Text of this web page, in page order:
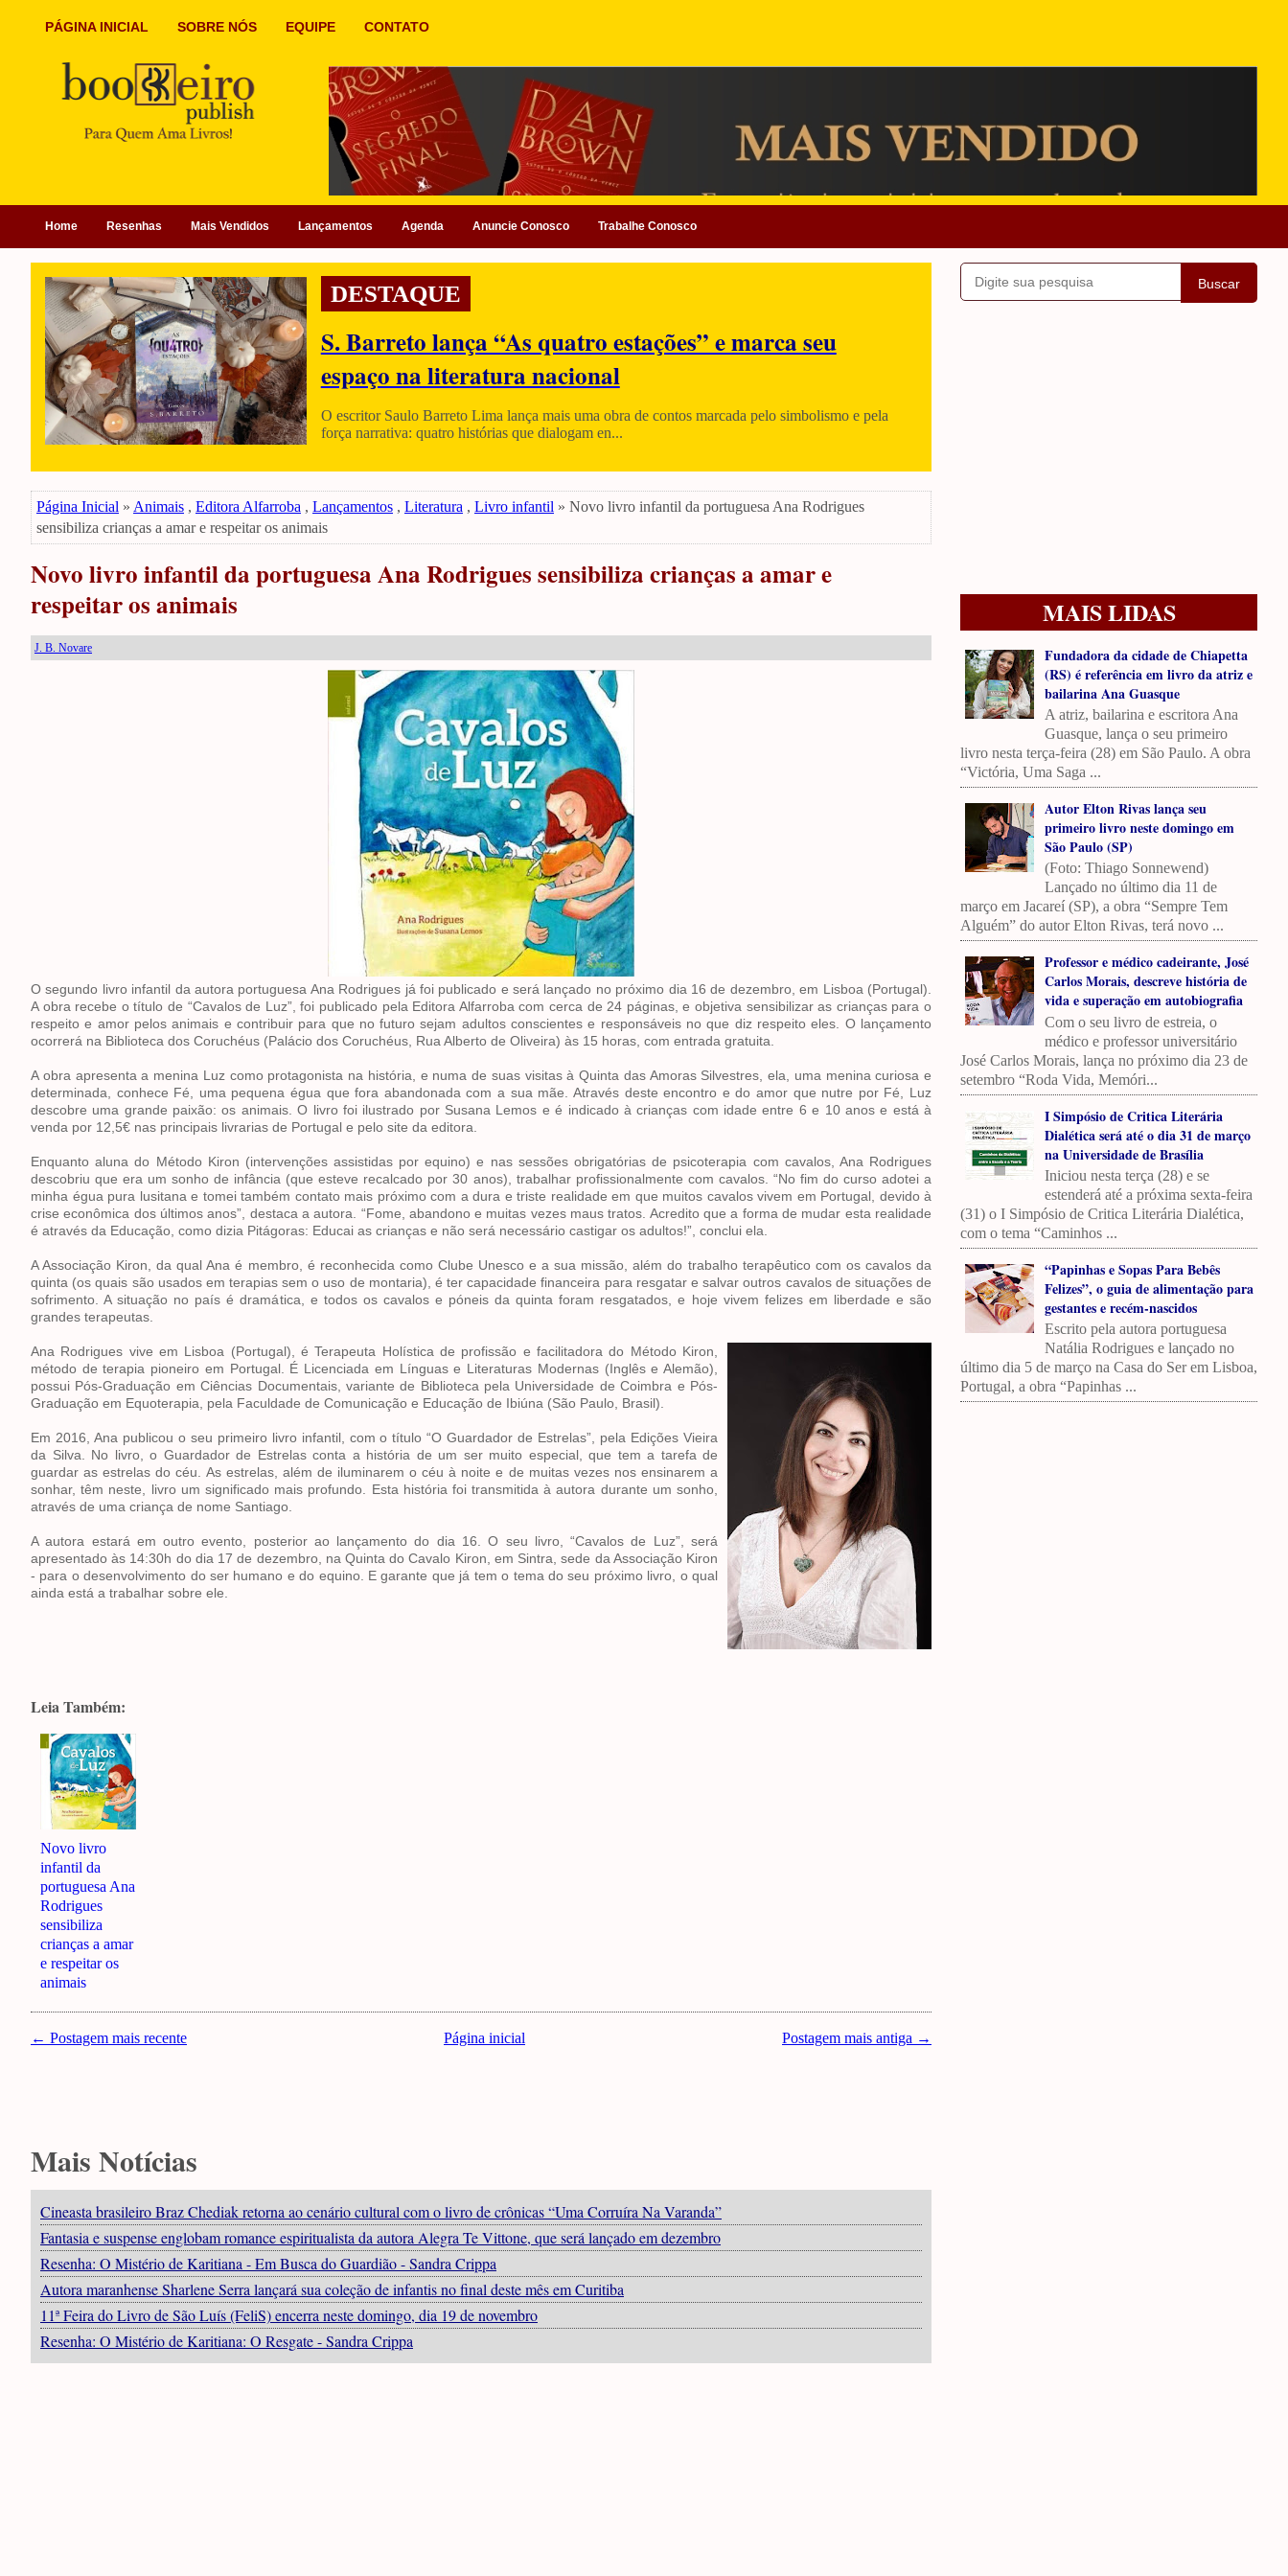
PÁGINA INICIAL SOBRE NÓS EQUIPE CONTATO
Home Resenhas Mais Vendidos Lançamentos Agenda Anuncie Conosco Trabalhe Conosco
DESTAQUE
S. Barreto lança “As quatro estações” e marca seu
espaço na literatura nacional
O escritor Saulo Barreto Lima lança mais uma obra de contos marcada pelo simbolismo e pela
força narrativa: quatro histórias que dialogam en...
Página Inicial » Animais , Editora Alfarroba , Lançamentos , Literatura , Livro infantil » Novo livro infantil da portuguesa Ana Rodrigues
sensibiliza crianças a amar e respeitar os animais
Novo livro infantil da portuguesa Ana Rodrigues sensibiliza crianças a amar e
respeitar os animais
J. B. Novare
O segundo livro infantil da autora portuguesa Ana Rodrigues já foi publicado e será lançado no próximo dia 16 de dezembro, em Lisboa (Portugal).
A obra recebe o título de “Cavalos de Luz”, foi publicado pela Editora Alfarroba com cerca de 24 páginas, e objetiva sensibilizar as crianças para o
respeito e amor pelos animais e contribuir para que no futuro sejam adultos conscientes e responsáveis no que diz respeito eles. O lançamento
ocorrerá na Biblioteca dos Coruchéus (Palácio dos Coruchéus, Rua Alberto de Oliveira) às 15 horas, com entrada gratuita.
A obra apresenta a menina Luz como protagonista na história, e numa de suas visitas à Quinta das Amoras Silvestres, ela, uma menina curiosa e
determinada, conhece Fé, uma pequena égua que fora abandonada com a sua mãe. Através deste encontro e do amor que nutre por Fé, Luz
descobre uma grande paixão: os animais. O livro foi ilustrado por Susana Lemos e é indicado à crianças com idade entre 6 e 10 anos e está à
venda por 12,5€ nas principais livrarias de Portugal e pelo site da editora.
Enquanto aluna do Método Kiron (intervenções assistidas por equino) e nas sessões obrigatórias de psicoterapia com cavalos, Ana Rodrigues
descobriu que era um sonho de infância (que esteve recalcado por 30 anos), trabalhar profissionalmente com cavalos. “No fim do curso adotei a
minha égua pura lusitana e tomei também contato mais próximo com a dura e triste realidade em que muitos cavalos vivem em Portugal, devido à
crise econômica dos últimos anos”, destaca a autora. “Fome, abandono e muitas vezes maus tratos. Acredito que a forma de mudar esta realidade
é através da Educação, como dizia Pitágoras: Educai as crianças e não será necessário castigar os adultos!”, conclui ela.
A Associação Kiron, da qual Ana é membro, é reconhecida como Clube Unesco e a sua missão, além do trabalho terapêutico com os cavalos da
quinta (os quais são usados em terapias sem o uso de montaria), é ter capacidade financeira para resgatar e salvar outros cavalos de situações de
sofrimento. A situação no país é dramática, e todos os cavalos e póneis da quinta foram resgatados, e hoje vivem felizes em liberdade e são
grandes terapeutas.
Ana Rodrigues vive em Lisboa (Portugal), é Terapeuta Holística de profissão e facilitadora do Método Kiron,
método de terapia pioneiro em Portugal. É Licenciada em Línguas e Literaturas Modernas (Inglês e Alemão),
possui Pós-Graduação em Ciências Documentais, variante de Biblioteca pela Universidade de Coimbra e Pós-
Graduação em Equoterapia, pela Faculdade de Comunicação e Educação de Ibiúna (São Paulo, Brasil).
Em 2016, Ana publicou o seu primeiro livro infantil, com o título “O Guardador de Estrelas”, pela Edições Vieira
da Silva. No livro, o Guardador de Estrelas conta a história de um ser muito especial, que tem a tarefa de
guardar as estrelas do céu. As estrelas, além de iluminarem o céu à noite e de muitas vezes nos ensinarem a
sonhar, têm neste, livro um significado mais profundo. Esta história foi transmitida à autora durante um sonho,
através de uma criança de nome Santiago.
A autora estará em outro evento, posterior ao lançamento do dia 16. O seu livro, “Cavalos de Luz”, será
apresentado às 14:30h do dia 17 de dezembro, na Quinta do Cavalo Kiron, em Sintra, sede da Associação Kiron
- para o desenvolvimento do ser humano e do equino. E garante que já tem o tema do seu próximo livro, o qual
ainda está a trabalhar sobre ele.
Leia Também:
Novo livro
infantil da
portuguesa Ana
Rodrigues
sensibiliza
crianças a amar
e respeitar os
animais
← Postagem mais recente Postagem mais antiga →
Página inicial
Mais Notícias
Cineasta brasileiro Braz Chediak retorna ao cenário cultural com o livro de crônicas “Uma Corruíra Na Varanda”
Fantasia e suspense englobam romance espiritualista da autora Alegra Te Vittone, que será lançado em dezembro
Resenha: O Mistério de Karitiana - Em Busca do Guardião - Sandra Crippa
Autora maranhense Sharlene Serra lançará sua coleção de infantis no final deste mês em Curitiba
11ª Feira do Livro de São Luís (FeliS) encerra neste domingo, dia 19 de novembro
Resenha: O Mistério de Karitiana: O Resgate - Sandra Crippa
Buscar
MAIS LIDAS
Fundadora da cidade de Chiapetta
(RS) é referência em livro da atriz e
bailarina Ana Guasque
A atriz, bailarina e escritora Ana
Guasque, lança o seu primeiro
livro nesta terça-feira (28) em São Paulo. A obra
“Victória, Uma Saga ...
Autor Elton Rivas lança seu
primeiro livro neste domingo em
São Paulo (SP)
(Foto: Thiago Sonnewend)
Lançado no último dia 11 de
março em Jacareí (SP), a obra “Sempre Tem
Alguém” do autor Elton Rivas, terá novo ...
Professor e médico cadeirante, José
Carlos Morais, descreve história de
vida e superação em autobiografia
Com o seu livro de estreia, o
médico e professor universitário
José Carlos Morais, lança no próximo dia 23 de
setembro “Roda Vida, Memóri...
I Simpósio de Critica Literária
Dialética será até o dia 31 de março
na Universidade de Brasília
Iniciou nesta terça (28) e se
estenderá até a próxima sexta-feira
(31) o I Simpósio de Critica Literária Dialética,
com o tema “Caminhos ...
“Papinhas e Sopas Para Bebês
Felizes”, o guia de alimentação para
gestantes e recém-nascidos
Escrito pela autora portuguesa
Natália Rodrigues e lançado no
último dia 5 de março na Casa do Ser em Lisboa,
Portugal, a obra “Papinhas ...